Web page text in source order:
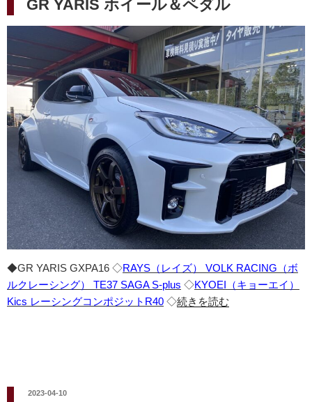
日:
GR YARIS ホイール＆ペダル
◆GR YARIS GXPA16 ◇RAYS（レイズ） VOLK RACING（ボ
ルクレーシング） TE37 SAGA S-plus ◇KYOEI（キョーエイ）
Kics レーシングコンポジットR40 ◇続きを読む
投
2023-04-10